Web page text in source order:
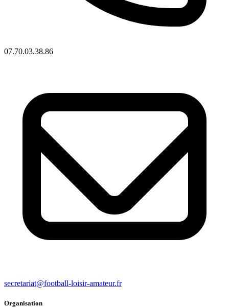
07.70.03.38.86
secretariat@football-loisir-amateur.fr
Organisation